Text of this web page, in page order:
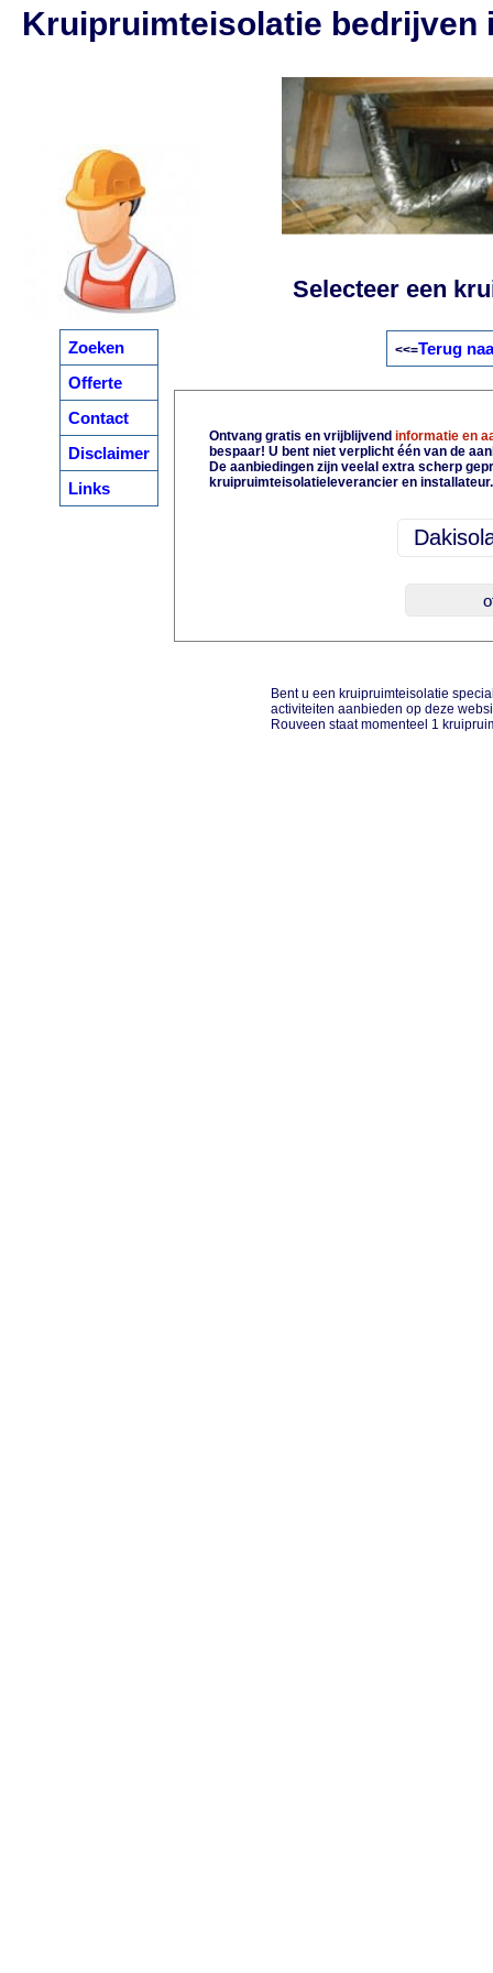
Zoeken
Offerte
Contact
Disclaimer
Links
Kruipruimteisolatie bedrijven
Selecteer een
<<=Terug
Ontvang gratis en vrijblijvendinformatie en
bespaar! U bent niet verplicht één van de
De aanbiedingen zijn veelal extra scherp
kruipruimteisolatieleverancier en
Bent u een kruipruimteisolatie
activiteiten aanbieden op deze
Rouveen staat momenteel 1